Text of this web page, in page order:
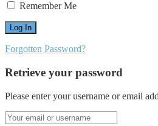
Remember Me
Forgotten Password?
Retrieve your password
Please enter your username or email